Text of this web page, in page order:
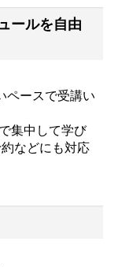
ールを自由
ペースで受講い
集中して学び
などにも対応